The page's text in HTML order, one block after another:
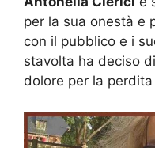
per la sua onestà e
con il pubblico e i
stavolta ha deciso
dolore per la